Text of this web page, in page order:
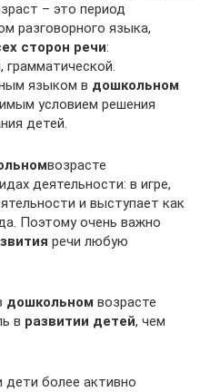
– это период
разговорного языка,
сторон речи:
грамматической.
языком в дошкольном
условием решения
детей.
возрасте
деятельности: в игре,
и выступает как
Поэтому очень важно
речи любую
дошкольном возрасте
в развитии детей, чем
более активно